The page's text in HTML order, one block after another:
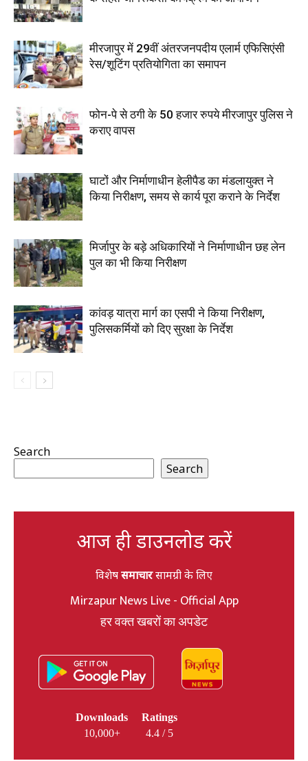
मीरजापुर में 29वीं अंतरजनपदीय एलार्म एफिसिएंसी
रेस/शूटिंग प्रतियोगिता का समापन
फोन-पे से ठगी के 50 हजार रुपये मीरजापुर पुलिस ने
कराए वापस
घाटों और निर्माणाधीन हेलीपैड का मंडलायुक्त ने
किया निरीक्षण, समय से कार्य पूरा कराने के निर्देश
मिर्जापुर के बड़े अधिकारियों ने निर्माणाधीन छह लेन
पुल का भी किया निरीक्षण
कांवड़ यात्रा मार्ग का एसपी ने किया निरीक्षण,
पुलिसकर्मियों को दिए सुरक्षा के निर्देश
Search
Search
आज ही डाउनलोड करें
विशेषसमाचारसामग्री के लिए
Mirzapur News Live - Official App
हर वक्त खबरों का अपडेट
Downloads
10,000+
Ratings
4.4 / 5